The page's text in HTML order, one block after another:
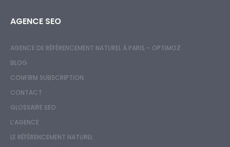
AGENCE SEO
AGENCE DE RÉFÉRENCEMENT NATUREL À PARIS – OPTIMOZ
BLOG
CONFIRM SUBSCRIPTION
CONTACT
GLOSSAIRE SEO
L’AGENCE
LE RÉFÉRENCEMENT NATUREL